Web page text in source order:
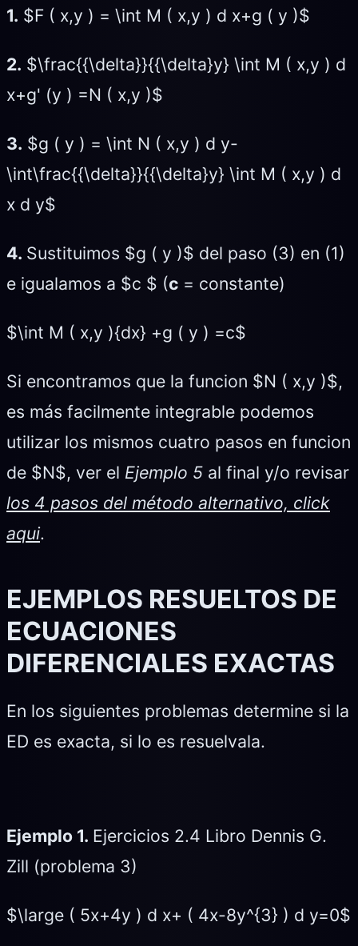
1. $F ( x,y ) = \int M ( x,y ) d x+g ( y )$
2. $\frac{{\delta}}{{\delta}y} \int M ( x,y ) d
x+g' (y ) =N ( x,y )$
3. $g ( y ) = \int N ( x,y ) d y-
\int\frac{{\delta}}{{\delta}y} \int M ( x,y ) d
x d y$
4. Sustituimos $g ( y )$ del paso (3) en (1)
e igualamos a $c $ (c = constante)
$\int M ( x,y ){dx} +g ( y ) =c$
Si encontramos que la funcion $N ( x,y )$,
es más facilmente integrable podemos
utilizar los mismos cuatro pasos en funcion
de $N$, ver el Ejemplo 5 al final y/o revisar
los 4 pasos del método alternativo, click
aqui.
EJEMPLOS RESUELTOS DE
ECUACIONES
DIFERENCIALES EXACTAS
En los siguientes problemas determine si la
ED es exacta, si lo es resuelvala.
Ejemplo 1. Ejercicios 2.4 Libro Dennis G.
Zill (problema 3)
$\large ( 5x+4y ) d x+ ( 4x-8y^{3} ) d y=0$